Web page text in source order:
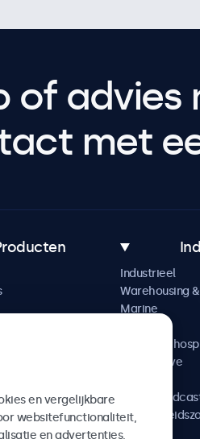
of advies
met
Industrieel
Warehousing
Marine
Horeca &
Automotive
AV &
en vergelijkbare
websitefunctionaliteit,
en advertenties.